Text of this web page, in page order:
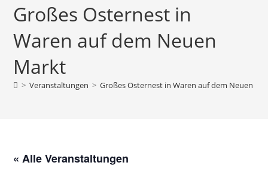
Großes Osternest in
Waren auf dem Neuen
Markt
> Veranstaltungen > Großes Osternest in Waren auf dem Neuen
« Alle Veranstaltungen